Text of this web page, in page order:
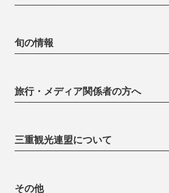
旬の情報
旅行・メディア関係者の方へ
三重観光連盟について
その他